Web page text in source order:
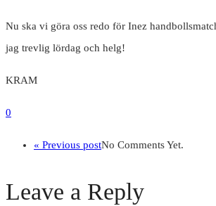
Nu ska vi göra oss redo för Inez
jag trevlig lördag och helg!
KRAM
0
« Previous postNo Comments Yet.
Leave a Reply